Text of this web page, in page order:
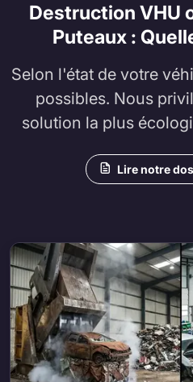
Destruction VHU
Puteaux :
Selon l'état de votre
possibles. Nous
solution la plus
Lire notre